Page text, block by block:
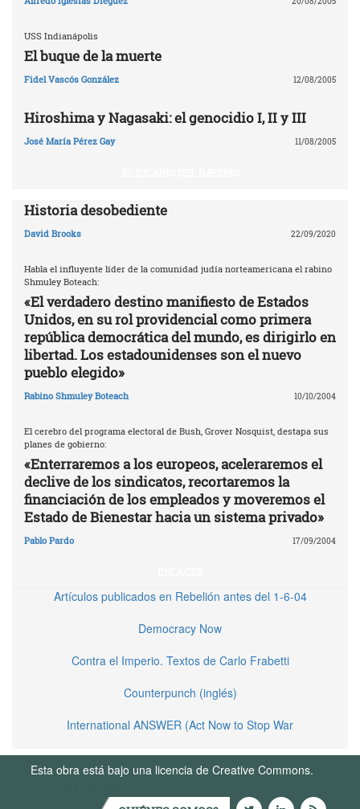
USS Indianápolis
El buque de la muerte
Fidel Vascós González 12/08/2005
Hiroshima y Nagasaki: el genocidio I, II y III
José María Pérez Gay 11/08/2005
Historia desobediente
David Brooks 22/09/2020
Habla el influyente líder de la comunidad judía norteamericana el rabino
Shmuley Boteach:
«El verdadero destino manifiesto de Estados
Unidos, en su rol providencial como primera
república democrática del mundo, es dirigirlo en
libertad. Los estadounidenses son el nuevo
pueblo elegido»
Rabino Shmuley Boteach 10/10/2004
El cerebro del programa electoral de Bush, Grover Nosquist, destapa sus
planes de gobierno:
«Enterraremos a los europeos, aceleraremos el
declive de los sindicatos, recortaremos la
financiación de los empleados y moveremos el
Estado de Bienestar hacia un sistema privado»
Pablo Pardo 17/09/2004
Artículos publicados en Rebelión antes del 1-6-04
Democracy Now
Contra el Imperio. Textos de Carlo Frabetti
Counterpunch (inglés)
International ANSWER (Act Now to Stop War
Esta obra está bajo una licencia de Creative Commons.